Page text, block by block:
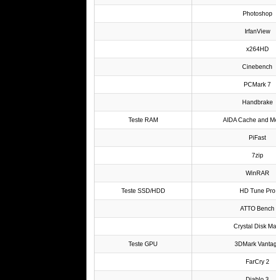
Photoshop
IrfanView
x264HD
Cinebench
PCMark 7
Handbrake
Teste RAM AIDA Cache and
PiFast
7zip
WinRAR
Teste SSD/HDD HD Tune Pro
ATTO Bench
Crystal Disk
Teste GPU 3DMark
FarCry 2